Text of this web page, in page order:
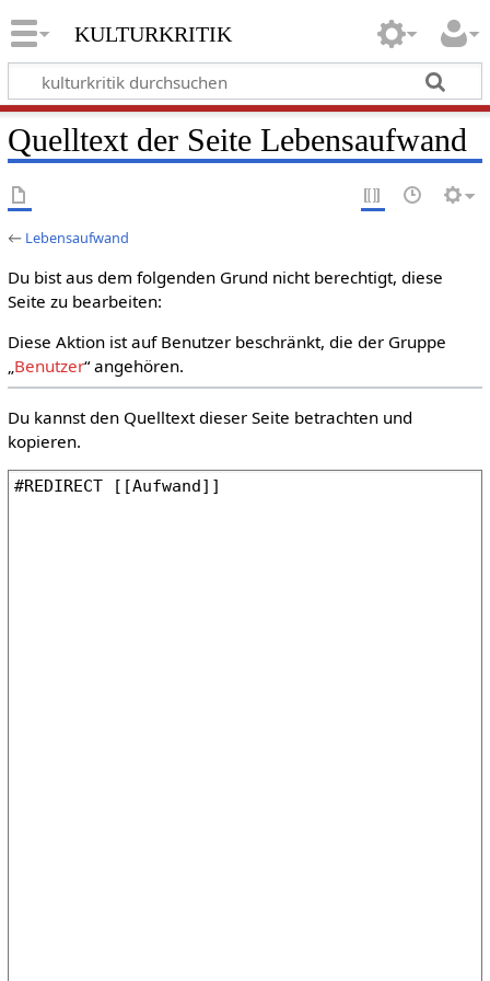
kulturkritik
Quelltext der Seite Lebensaufwand
← Lebensaufwand
Du bist aus dem folgenden Grund nicht berechtigt, diese
Seite zu bearbeiten:
Diese Aktion ist auf Benutzer beschränkt, die der Gruppe
„Benutzer“ angehören.
Du kannst den Quelltext dieser Seite betrachten und
kopieren.